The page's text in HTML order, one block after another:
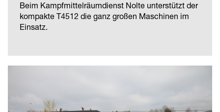
Beim Kampfmittelräumdienst Nolte unterstützt der
kompakte T4512 die ganz großen Maschinen im
Einsatz.